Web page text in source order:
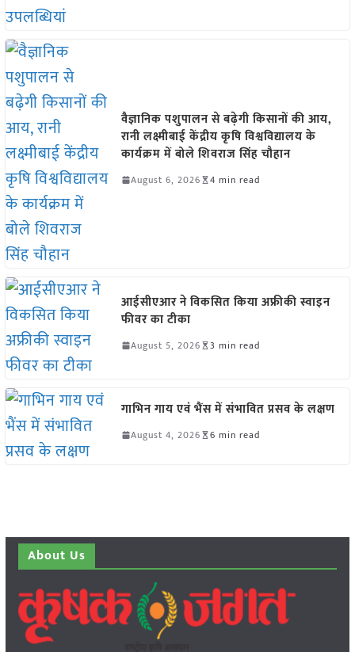
वैज्ञानिक पशुपालन से बढ़ेगी किसानों की आय,
रानी लक्ष्मीबाई केंद्रीय कृषि विश्वविद्यालय के
कार्यक्रम में बोले शिवराज सिंह चौहान
August 6, 2026 4 min read
आईसीएआर ने विकसित किया अफ्रीकी स्वाइन
फीवर का टीका
August 5, 2026 3 min read
गाभिन गाय एवं भैंस में संभावित प्रसव के लक्षण
August 4, 2026 6 min read
About Us